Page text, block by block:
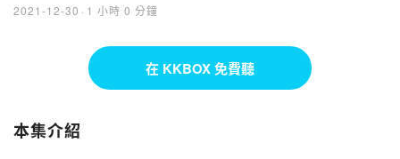
2021-12-30 · 1 小時 0 分鐘
在 KKBOX 免費聽
本集介紹